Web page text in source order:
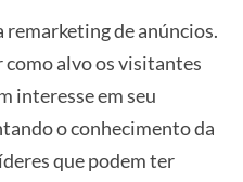
remarketing de anúncios.
como alvo os visitantes
interesse em seu
o conhecimento da
que podem ter